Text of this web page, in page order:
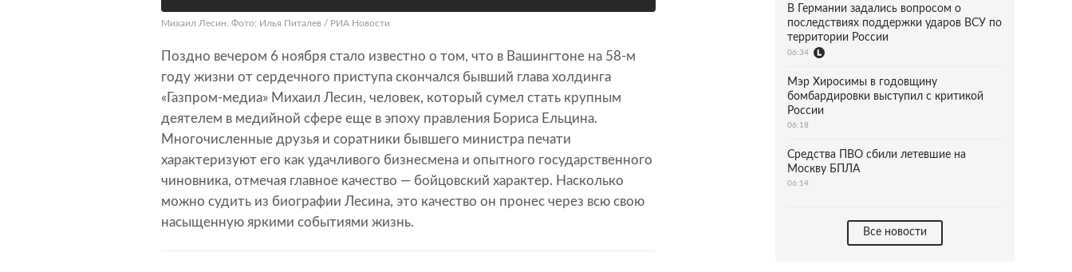
Михаил Лесин. Фото: Илья Питалев / РИА Новости
Поздно вечером 6 ноября стало известно о том, что в Вашингтоне на 58-м
году жизни от сердечного приступа скончался бывший глава холдинга
«Газпром-медиа» Михаил Лесин, человек, который сумел стать крупным
деятелем в медийной сфере еще в эпоху правления Бориса Ельцина.
Многочисленные друзья и соратники бывшего министра печати
характеризуют его как удачливого бизнесмена и опытного государственного
чиновника, отмечая главное качество — бойцовский характер. Насколько
можно судить из биографии Лесина, это качество он пронес через всю свою
насыщенную яркими событиями жизнь.
В Германии задались вопросом о
последствиях поддержки ударов ВСУ по
территории России
06:34
Мэр Хиросимы в годовщину
бомбардировки выступил с критикой
России
06:18
Средства ПВО сбили летевшие на
Москву БПЛА
06:14
Все новости